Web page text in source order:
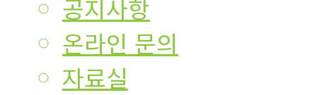
공지사항
온라인 문의
자료실